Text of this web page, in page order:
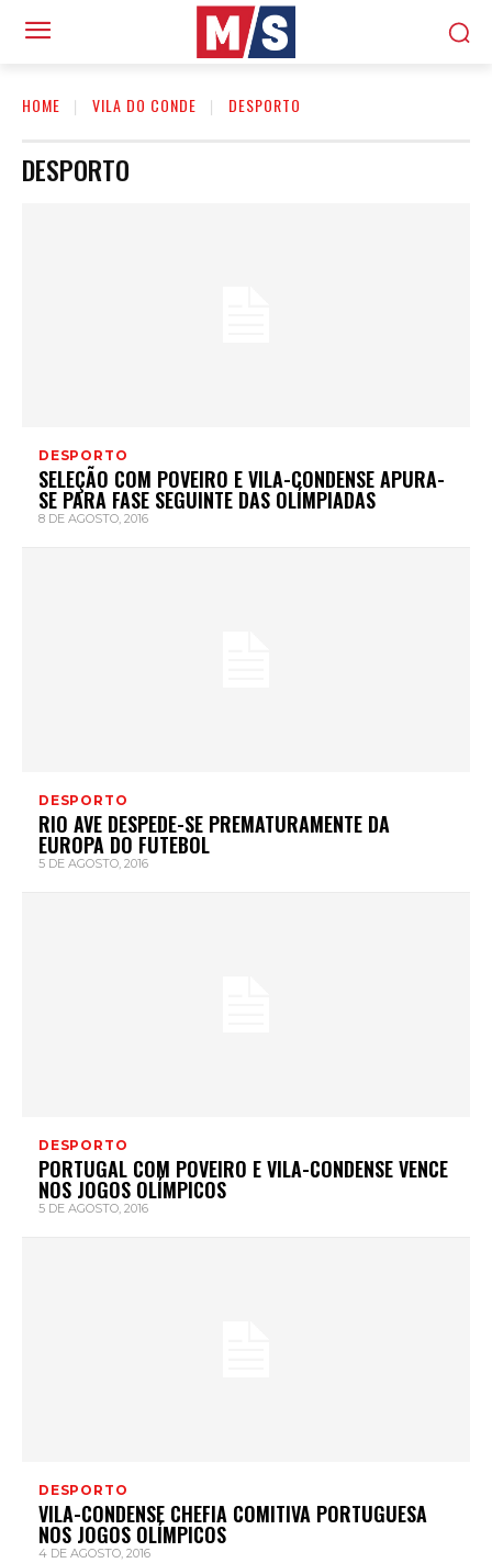
HOME VILA DO CONDE DESPORTO
DESPORTO
DESPORTO
SELEÇÃO COM POVEIRO E VILA-CONDENSE APURA-
SE PARA FASE SEGUINTE DAS OLÍMPIADAS
8 DE AGOSTO, 2016
DESPORTO
RIO AVE DESPEDE-SE PREMATURAMENTE DA
EUROPA DO FUTEBOL
5 DE AGOSTO, 2016
DESPORTO
PORTUGAL COM POVEIRO E VILA-CONDENSE VENCE
NOS JOGOS OLÍMPICOS
5 DE AGOSTO, 2016
DESPORTO
VILA-CONDENSE CHEFIA COMITIVA PORTUGUESA
NOS JOGOS OLÍMPICOS
4 DE AGOSTO, 2016